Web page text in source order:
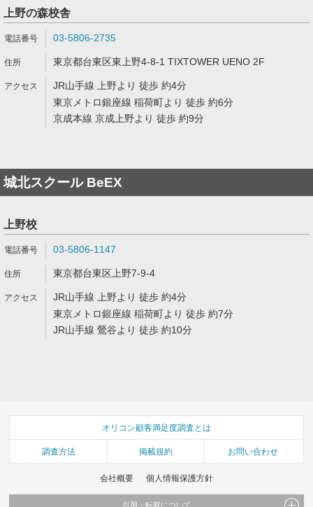
上野の森校舎
03-5806-2735
東京都台東区東上野4-8-1 TIXTOWER UENO 2F
JR山手線 上野より 徒歩 約4分
東京メトロ銀座線 稲荷町より 徒歩 約6分
京成本線 京成上野より 徒歩 約9分
城北スクール BeEX
上野校
03-5806-1147
東京都台東区上野7-9-4
JR山手線 上野より 徒歩 約4分
東京メトロ銀座線 稲荷町より 徒歩 約7分
JR山手線 鶯谷より 徒歩 約10分
オリコン顧客満足度調査とは
調査方法 掲載規約 お問い合わせ
会社概要 個人情報保護方針
引用・転載について